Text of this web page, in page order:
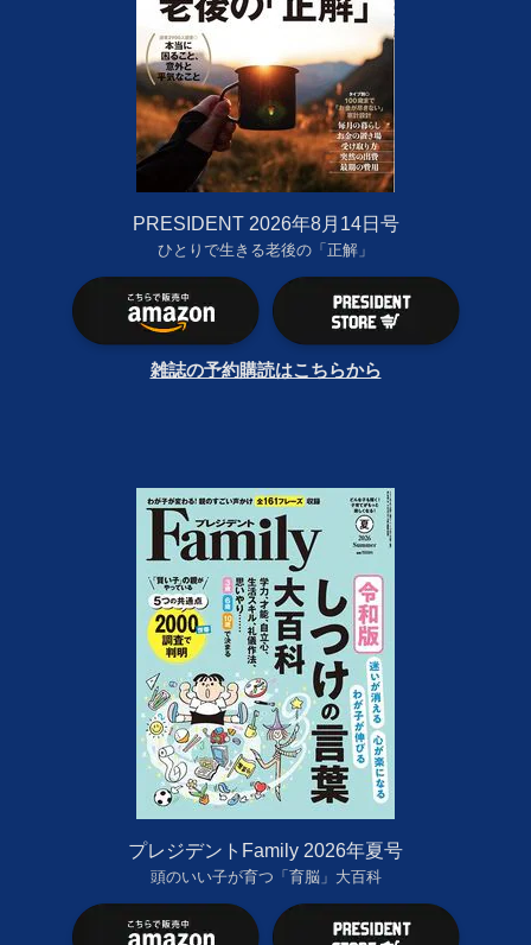
PRESIDENT 2026年8月14日号
ひとりで生きる老後の「正解」
雑誌の予約購読はこちらから
プレジデントFamily 2026年夏号
頭のいい子が育つ「育脳」大百科